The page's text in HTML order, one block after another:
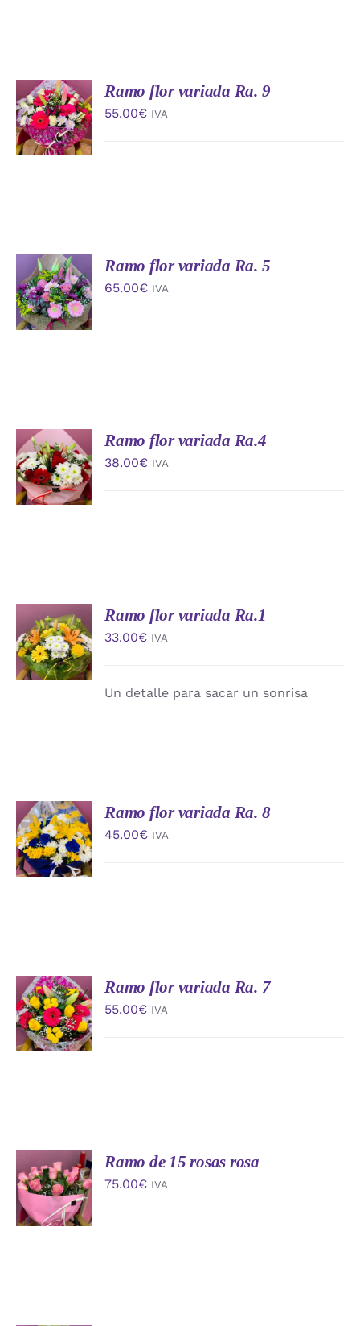
AÑADIR
AL
CARRITO
/
DETALLES
Ramo flor variada Ra. 9
55.00€ IVA
AÑADIR
AL
CARRITO
/
DETALLES
Ramo flor variada Ra. 5
65.00€ IVA
AÑADIR
AL
CARRITO
/
DETALLES
Ramo flor variada Ra.4
38.00€ IVA
AÑADIR
AL
CARRITO
/
DETALLES
Ramo flor variada Ra.1
33.00€ IVA
Un detalle para sacar un sonrisa
AÑADIR
AL
CARRITO
/
DETALLES
Ramo flor variada Ra. 8
45.00€ IVA
AÑADIR
AL
CARRITO
/
DETALLES
Ramo flor variada Ra. 7
55.00€ IVA
AÑADIR
AL
CARRITO
DETALLES
Ramo de 15 rosas rosa
75.00€ IVA